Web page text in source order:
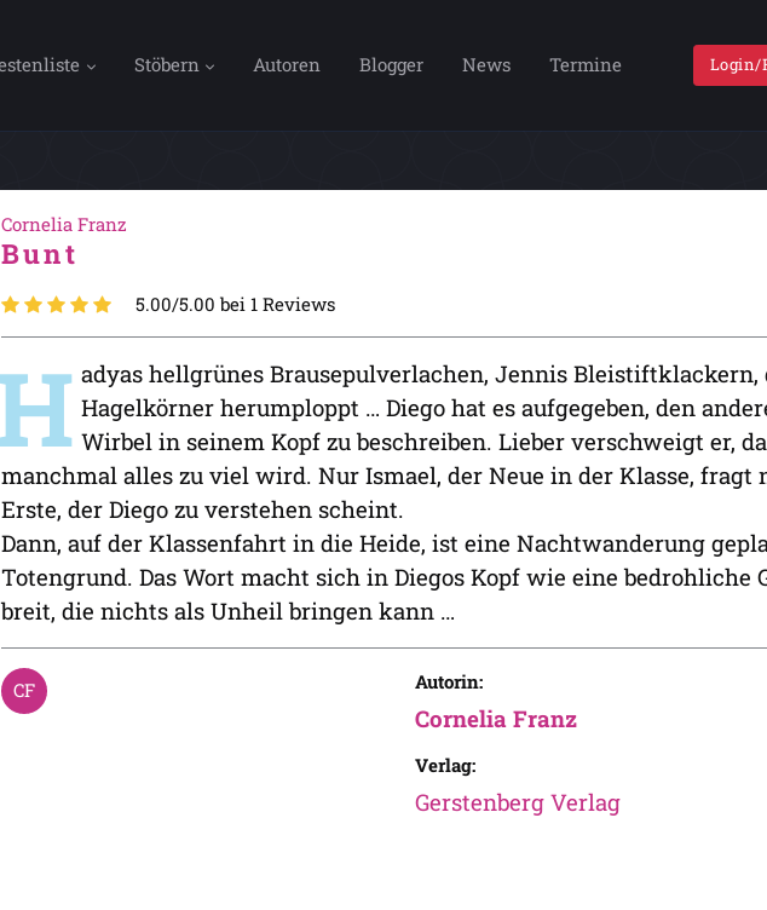
Stöbern Autoren Blogger News Termine Login/
Cornelia Franz
Bunt
5.00/5.00 bei 1 Reviews
adyas hellgrünes Brausepulverlachen, Jennis Bleistiftklackern,
Hagelkörner herumploppt … Diego hat es aufgegeben, den
Wirbel in seinem Kopf zu beschreiben. Lieber verschweigt er,
manchmal alles zu viel wird. Nur Ismael, der Neue in der Klasse, fragt
Erste, der Diego zu verstehen scheint.
Dann, auf der Klassenfahrt in die Heide, ist eine Nachtwanderung
Totengrund. Das Wort macht sich in Diegos Kopf wie eine bedrohliche
breit, die nichts als Unheil bringen kann …
Autorin:
Cornelia Franz
Verlag:
Gerstenberg Verlag